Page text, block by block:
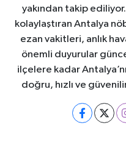
yakından takip ediliyor.
kolaylaştıran Antalya
ezan vakitleri, anlık
önemli duyurular
ilçelere kadar
doğru, hızlı ve